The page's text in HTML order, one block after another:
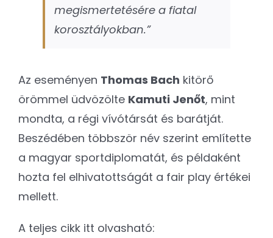
megismertetésére a fiatal
korosztályokban.”
Az eseményen Thomas Bach kitörő
örömmel üdvözölte Kamuti Jenőt, mint
mondta, a régi vívótársát és barátját.
Beszédében többször név szerint említette
a magyar sportdiplomatát, és példaként
hozta fel elhivatottságát a fair play értékei
mellett.
A teljes cikk itt olvasható: